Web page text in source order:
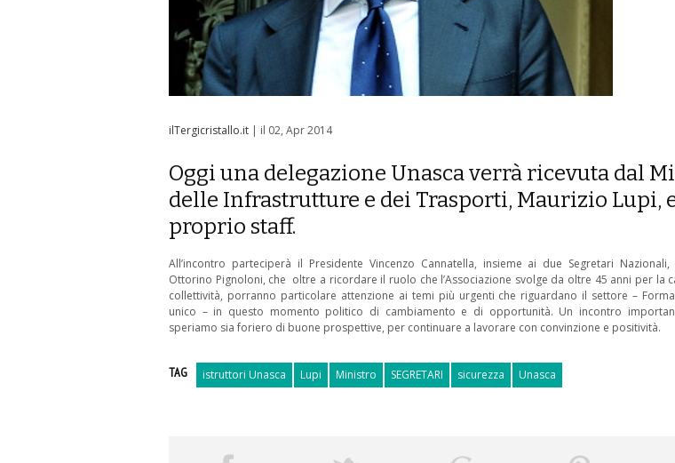
ilTergicristallo.it | il 02, Apr 2014
Oggi una delegazione Unasca verrà ricevuta dal
delle Infrastrutture e dei Trasporti, Maurizio Lupi,
proprio staff.
All’incontro parteciperà il Presidente Vincenzo Cannatella, insieme ai due Segretari
Ottorino Pignoloni, che oltre a ricordare il ruolo che l’Associazione svolge da oltre 45 anni per la
collettività, porranno particolare attenzione ai temi più urgenti che riguardano il settore –
unico – in questo momento politico di cambiamento e di opportunità. Un incontro
speriamo sia foriero di buone prospettive, per continuare a lavorare con convinzione e positività.
TAG istruttori Unasca Lupi Ministro SEGRETARI sicurezza Unasca